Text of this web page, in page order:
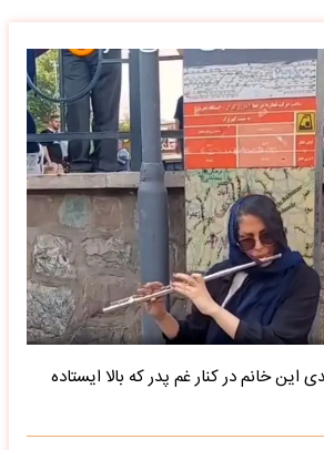
این خانم در کنار غم پدر که بالا ایستاده